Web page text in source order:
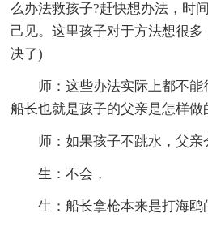
么办法救孩子?赶快想办法，时
己见。这里孩子对于方法想很
决了)
师：这些办法实际上都不能
船长也就是孩子的父亲是怎样
师：如果孩子不跳水，父亲
生：不会，
生：船长拿枪本来是打海鸥